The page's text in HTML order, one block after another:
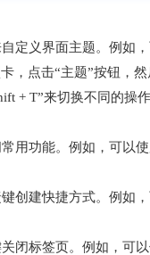
义界面主题。例如
，点击“主题”按钮，
+ T”来切换不同的
用功能。例如，可以
创建快捷方式。例如
标签页。例如，可